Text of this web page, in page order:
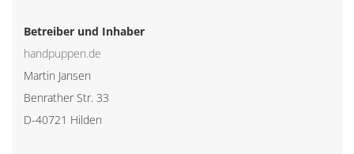
Betreiber und Inhaber
handpuppen.de
Martin Jansen
Benrather Str. 33
D-40721 Hilden